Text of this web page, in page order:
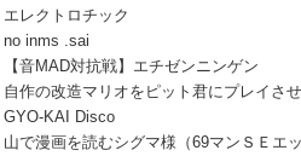
エレクトロチック
no inms .sai
【音MAD対抗戦】エチゼンニンゲン
自作の改造マリオをピット君にプレイさ
GYO-KAI Disco
山で漫画を読むシグマ様（69マンＳＥ